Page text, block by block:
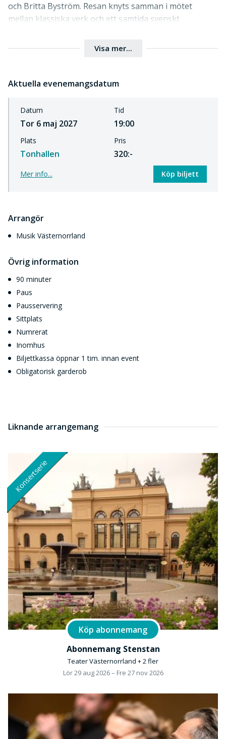
och Britta Byström. Resan knyts samman i mötet
mellan klassiska verk och ett samtida svenskt
Visa mer...
Aktuella evenemangsdatum
Datum
Tor 6 maj 2027
Tid
19:00
Plats
Tonhallen
Pris
320:-
Mer info... Köp biljett
Arrangör
Musik Västernorrland
Övrig information
90 minuter
Paus
Pausservering
Sittplats
Numrerat
Inomhus
Biljettkassa öppnar 1 tim. innan event
Obligatorisk garderob
Liknande arrangemang
Konsertserie
Köp abonnemang
Abonnemang Stenstan
Teater Västernorrland + 2 fler
Lör 29 aug 2026 – Fre 27 nov 2026